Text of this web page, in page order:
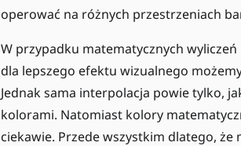
operować na różnych przestrzeniach
W przypadku matematycznych
dla lepszego efektu wizualnego
Jednak sama interpolacja powie tylko,
kolorami. Natomiast kolory
ciekawie. Przede wszystkim dlatego,